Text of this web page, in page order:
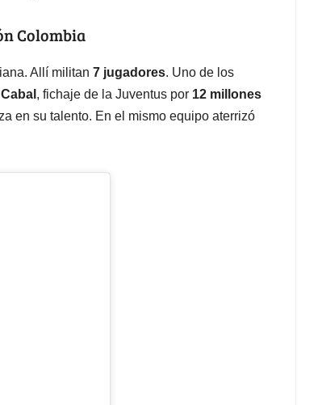
Colombia
Allí militan 7 jugadores. Uno de los
, fichaje de la Juventus por 12 millones
en su talento. En el mismo equipo aterrizó